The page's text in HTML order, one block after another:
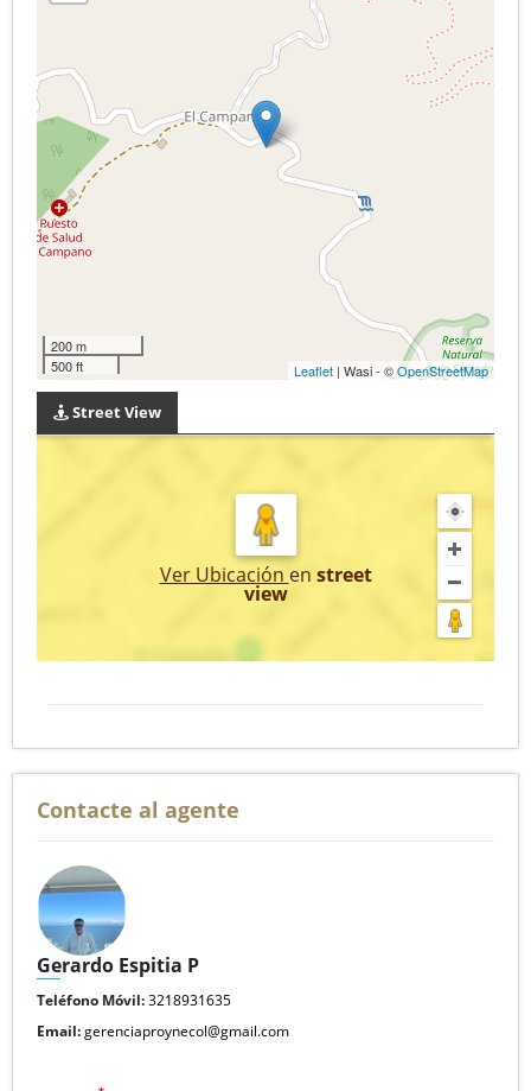
200 m
500 ft
Leaflet | Wasi - ©OpenStreetMap
Street View
Ver Ubicación en street
view
Contacte al agente
Gerardo Espitia P
Teléfono Móvil:3218931635
Email:gerenciaproynecol@gmail.com